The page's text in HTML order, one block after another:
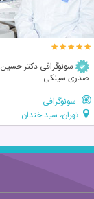
سونوگرافی دکتر حسین
صدری سینکی
سونوگرافی
تهران، سید خندان